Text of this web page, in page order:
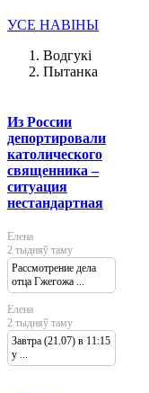
УСЕ НАВІНЫ
Водгукі
Пытанка
Из России
депортировали
католического
священника –
ситуация
нестандартная
Елена
2 тыдняў таму
Рассмотрение дела
отца Гжегожа ...
Елена
2 тыдняў таму
Завтра (21.07) в 11:15
у ...